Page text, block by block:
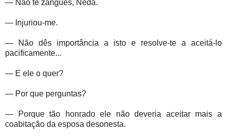
— Não te zangues, Neda.
— Injuriou-me.
— Não dês importância a isto e resolve-te a aceitá-lo
pacificamente...
— E ele o quer?
— Por que perguntas?
— Porque tão honrado ele não deveria aceitar mais a
coabitação da esposa desonesta.